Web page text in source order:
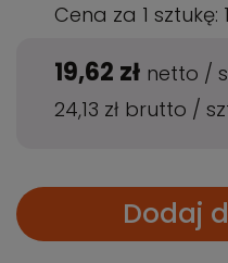
Cena za 1 sztukę:
19,62 zł netto /
24,13 zł brutto /
Dodaj